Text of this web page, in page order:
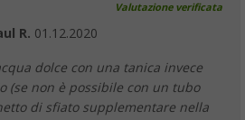
Valutazione verificata
R. 01.12.2020
dolce con una tanica invece
(se non è possibile con un tubo
di sfiato supplementare nella